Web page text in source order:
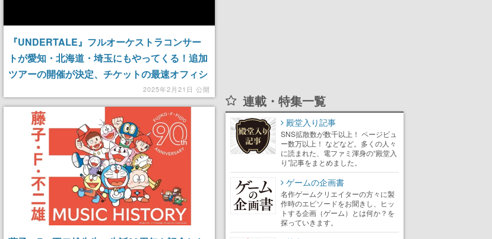
『UNDERTALE』フルオーケストラコンサー
トが愛知・北海道・埼玉にもやってくる！追加
ツアーの開催が決定、チケットの最速オフィシ
ャル先行予約を2月25日まで受け付け中2025年2月21日 公開
連載・特集一覧
殿堂入り記事
SNS拡散数が数千以上！ ページビュ
ー数万以上！ などなど。多くの人々
に読まれた、電ファミ渾身の“殿堂入
り”記事をまとめました。
ゲームの企画書
名作ゲームクリエイターの方々に製
作時のエピソードをお聞きし、ヒッ
トする企画（ゲーム）とは何か？を
探っていきます。